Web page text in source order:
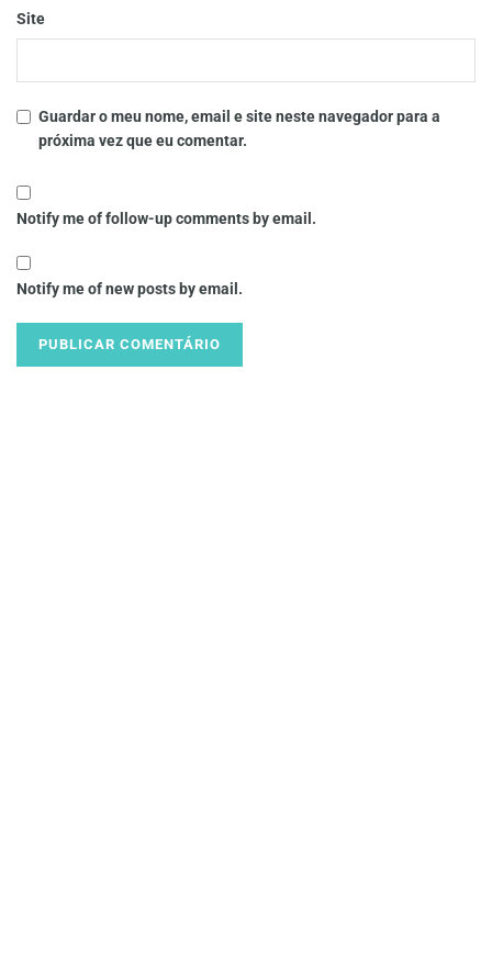
Site
Guardar o meu nome, email e site neste navegador para a
próxima vez que eu comentar.
Notify me of follow-up comments by email.
Notify me of new posts by email.